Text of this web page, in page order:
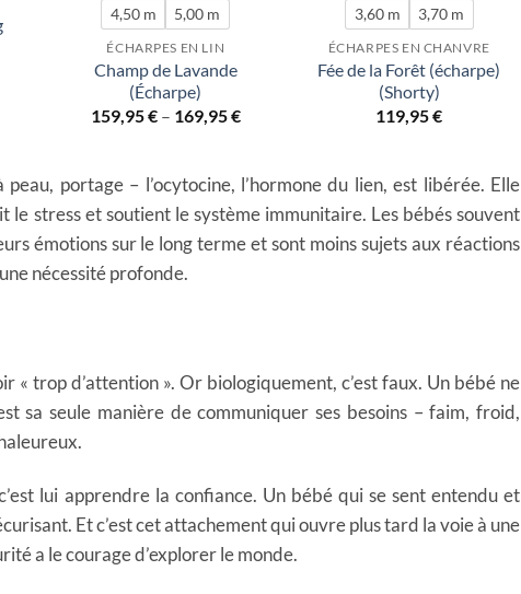
4,50 m 5,00 m
ÉCHARPES EN LIN
Champ de Lavande
(Écharpe)
159,95€– 169,95€
3,60 m 3,70 m
ÉCHARPES EN CHANVRE
Fée de la Forêt (écharpe)
(Shorty)
119,95€
portage – l’ocytocine, l’hormone du lien, est libérée. Elle
stress et soutient le système immunitaire. Les bébés souvent
émotions sur le long terme et sont moins sujets aux réactions
nécessité profonde.
« trop d’attention ». Or biologiquement, c’est faux. Un bébé ne
sa seule manière de communiquer ses besoins – faim, froid,
lui apprendre la confiance. Un bébé qui se sent entendu et
Et c’est cet attachement qui ouvre plus tard la voie à une
a le courage d’explorer le monde.